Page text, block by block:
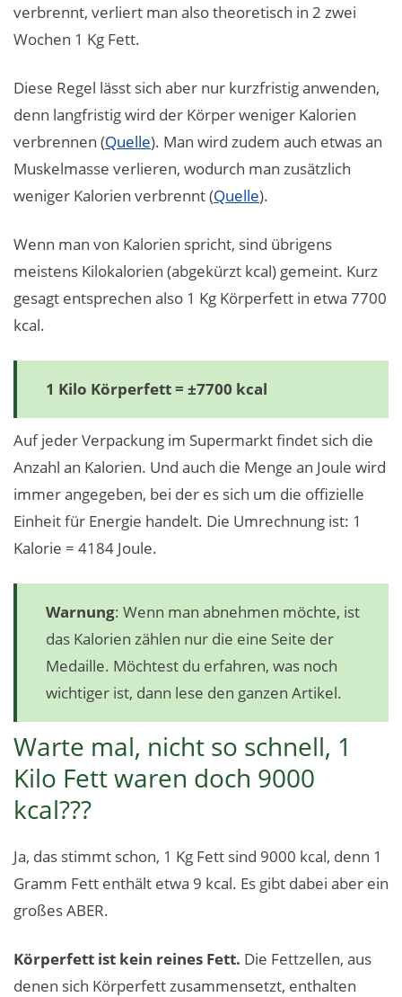
verbrennt, verliert man also theoretisch in 2 zwei
Wochen 1 Kg Fett.
Diese Regel lässt sich aber nur kurzfristig anwenden,
denn langfristig wird der Körper weniger Kalorien
verbrennen (Quelle). Man wird zudem auch etwas an
Muskelmasse verlieren, wodurch man zusätzlich
weniger Kalorien verbrennt (Quelle).
Wenn man von Kalorien spricht, sind übrigens
meistens Kilokalorien (abgekürzt kcal) gemeint. Kurz
gesagt entsprechen also 1 Kg Körperfett in etwa 7700
kcal.
1 Kilo Körperfett = ±7700 kcal
Auf jeder Verpackung im Supermarkt findet sich die
Anzahl an Kalorien. Und auch die Menge an Joule wird
immer angegeben, bei der es sich um die offizielle
Einheit für Energie handelt. Die Umrechnung ist: 1
Kalorie = 4184 Joule.
Warnung: Wenn man abnehmen möchte, ist
das Kalorien zählen nur die eine Seite der
Medaille. Möchtest du erfahren, was noch
wichtiger ist, dann lese den ganzen Artikel.
Warte mal, nicht so schnell, 1
Kilo Fett waren doch 9000
kcal???
Ja, das stimmt schon, 1 Kg Fett sind 9000 kcal, denn 1
Gramm Fett enthält etwa 9 kcal. Es gibt dabei aber ein
großes ABER.
Körperfett ist kein reines Fett. Die Fettzellen, aus
denen sich Körperfett zusammensetzt, enthalten